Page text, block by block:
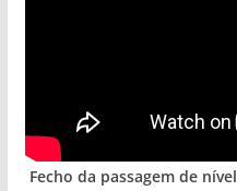
Fecho da passagem de